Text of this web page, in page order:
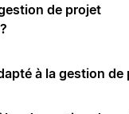
de projet
à la gestion de